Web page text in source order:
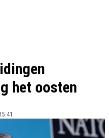
het oosten